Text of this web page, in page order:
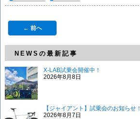
← 前へ
NEWSの最新記事
X-LAB試乗会開催中！
2026年8月8日
【ジャイアント】試乗会のお知らせ！
2026年8月7日